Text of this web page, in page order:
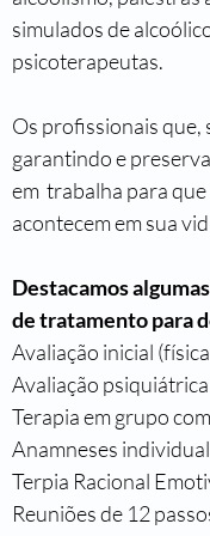
simulados de
psicoterapeutas.
Os profissionais que,
garantindo e
em  trabalha para
acontecem em sua
Destacamos
de tratamento para
Avaliação inicial
Avaliação
Terapia em grupo
Anamneses
Terpia Racional
Reuniões de 12